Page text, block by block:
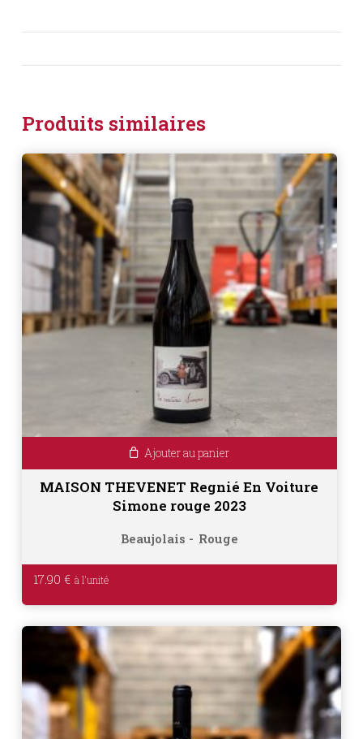
Produits similaires
Ajouter au panier
MAISON THEVENET Regnié En Voiture
Simone rouge 2023
Beaujolais Rouge
17.90 €